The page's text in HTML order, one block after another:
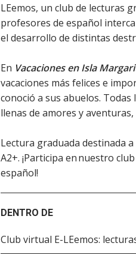
LEemos, un club de lecturas
profesores de español
el desarrollo de distintas
En Vacaciones en Isla
vacaciones más felices e
conoció a sus abuelos.
llenas de amores y
Lectura graduada destinada
A2+. ¡Participa en nuestro
español!
DENTRO DE
Club virtual E-LEemos: